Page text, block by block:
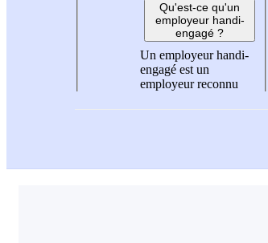
Qu'est-ce qu'un
employeur handi-
engagé ?
Un employeur handi-
engagé est un
employeur reconnu